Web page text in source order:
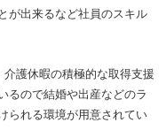
が出来るなど社員のスキル
介護休暇の積極的な取得支援
るので結婚や出産などのラ
られる環境が用意されてい